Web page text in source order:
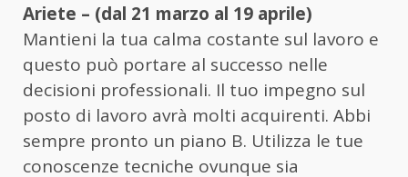
Ariete – (dal 21 marzo al 19 aprile)
Mantieni la tua calma costante sul lavoro e
questo può portare al successo nelle
decisioni professionali. Il tuo impegno sul
posto di lavoro avrà molti acquirenti. Abbi
sempre pronto un piano B. Utilizza le tue
conoscenze tecniche ovunque sia